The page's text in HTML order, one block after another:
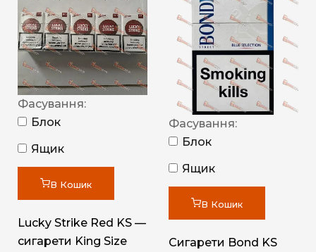
Фасування:
Блок
Ящик
В Кошик
Lucky Strike Red KS —
сигарети King Size
Фасування:
Блок
Ящик
В Кошик
Сигарети Bond KS